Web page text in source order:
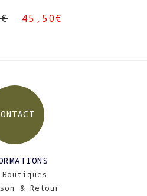
45,50€
Boutiques
& Retour